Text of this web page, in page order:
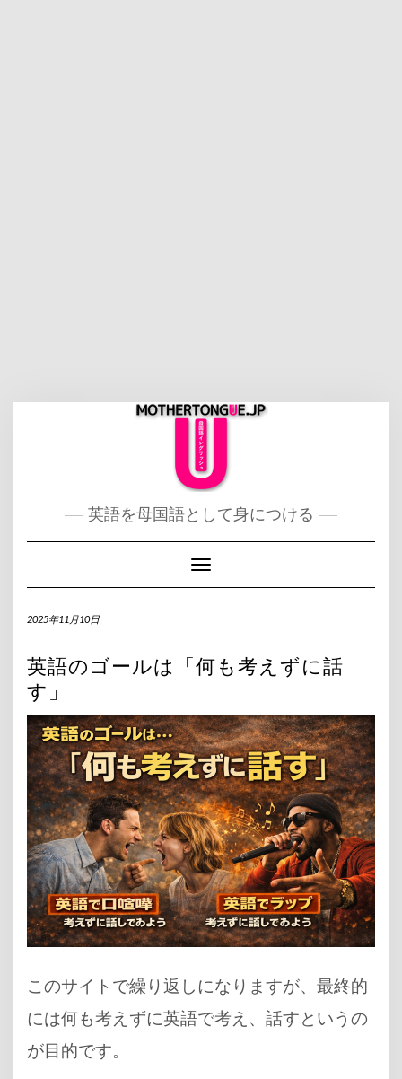
英語を母国語として身につける
Toggle Navigation
2025年11月10日
英語のゴールは「何も考えずに話
す」
このサイトで繰り返しになりますが、最終的
には何も考えずに英語で考え、話すというの
が目的です。